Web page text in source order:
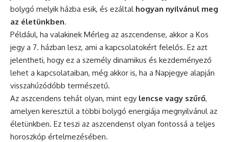
bolygó melyik házba esik, és ezáltal hogyan nyilvánul meg
az életünkben.
Például, ha valakinek Mérleg az aszcendense, akkor a Kos
jegy a 7. házban lesz, ami a kapcsolatokért felelős. Ez azt
jelentheti, hogy ez a személy dinamikus és kezdeményező
lehet a kapcsolataiban, még akkor is, ha a Napjegye alapján
visszahúzódóbb természetű.
Az aszcendens tehát olyan, mint egy lencse vagy szűrő,
amelyen keresztül a többi bolygó energiája megnyilvánul az
életünkben. Ez teszi az aszcendenst olyan fontossá a teljes
horoszkóp értelmezésében.